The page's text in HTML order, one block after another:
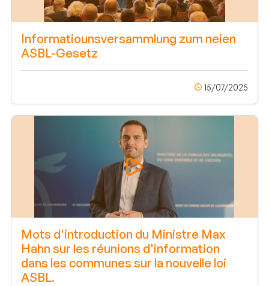
Informatiounsversammlung zum neien
ASBL-Gesetz
15/07/2025
Mots d'introduction du Ministre Max
Hahn sur les réunions d'information
dans les communes sur la nouvelle loi
ASBL.